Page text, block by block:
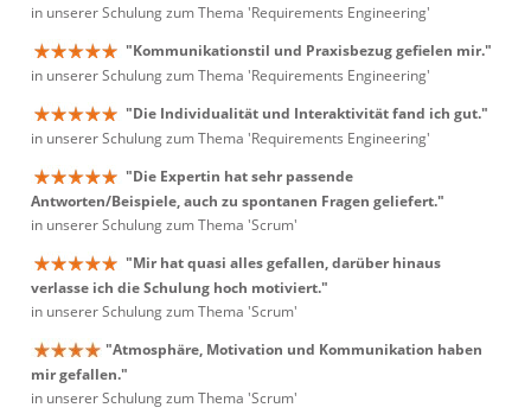
in unserer Schulung zum Thema 'Requirements Engineering'
"Kommunikationstil und Praxisbezug gefielen mir."
in unserer Schulung zum Thema 'Requirements Engineering'
"Die Individualität und Interaktivität fand ich gut."
in unserer Schulung zum Thema 'Requirements Engineering'
"Die Expertin hat sehr passende
Antworten/Beispiele, auch zu spontanen Fragen geliefert."
in unserer Schulung zum Thema 'Scrum'
"Mir hat quasi alles gefallen, darüber hinaus
verlasse ich die Schulung hoch motiviert."
in unserer Schulung zum Thema 'Scrum'
"Atmosphäre, Motivation und Kommunikation haben
mir gefallen."
in unserer Schulung zum Thema 'Scrum'